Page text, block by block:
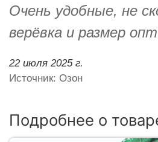
Очень удобные, не
верёвка и размер
22 июля 2025 г.
Источник: Озон
Подробнее о